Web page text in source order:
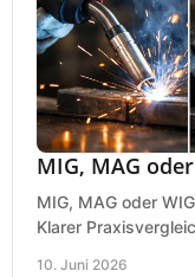
MIG, MAG
MIG, MAG oder
Klarer
10. Juni 2026